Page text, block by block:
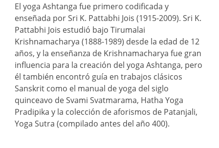
El yoga Ashtanga fue primero codificada y
enseñada por Sri K. Pattabhi Jois (1915-2009). Sri K.
Pattabhi Jois estudió bajo Tirumalai
Krishnamacharya (1888-1989) desde la edad de 12
años, y la enseñanza de Krishnamacharya fue gran
influencia para la creación del yoga Ashtanga, pero
él también encontró guía en trabajos clásicos
Sanskrit como el manual de yoga del siglo
quinceavo de Svami Svatmarama, Hatha Yoga
Pradipika y la colección de aforismos de Patanjali,
Yoga Sutra (compilado antes del año 400).